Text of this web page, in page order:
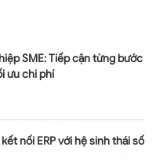
SME: Tiếp cận từng bước
ưu chi phí
nối ERP với hệ sinh thái số